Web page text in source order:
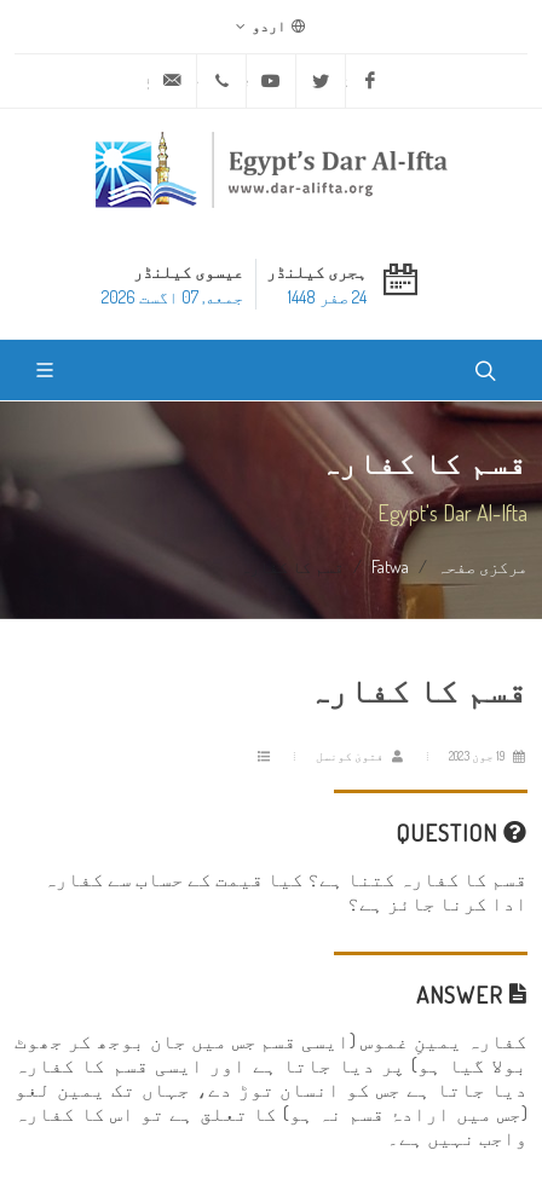
اردو
Facebook
Twitter
Youtube
ہجری کیلنڈر
24 صفر 1448
عیسوی کیلنڈر
جمعه, 07 اگست 2026
قسم کا کفارہ
Egypt's Dar Al-Ifta
مرکزی صفحہ Fatwa قسم کا کفارہ
قسم کا کفارہ
فتویٰ کونسل
قسم کا کفارہ کتنا ہے؟ کیا قیمت کے حساب سے کفارہ
ادا کرنا جائز ہے؟
کفارہ یمینِ غموس (ایسی قسم جس میں جان بوجھ کر جھوٹ
بولا گیا ہو) پر دیا جاتا ہے اور ایسی قسم کا کفارہ
دیا جاتا ہے جس کو انسان توڑ دے، جہاں تک یمین لغو
(جس میں ارادۂ قسم نہ ہو) کا تعلق ہے تو اس کا کفارہ
واجب نہیں ہے۔